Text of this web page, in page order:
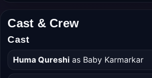
Cast & Crew
Cast
Huma Qureshias Baby Karmarkar